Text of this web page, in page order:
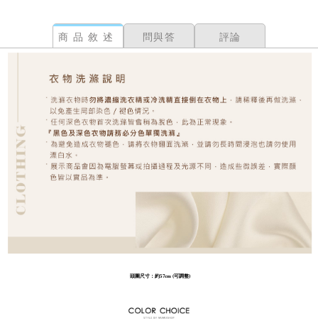
商品敘述 問與答 評論